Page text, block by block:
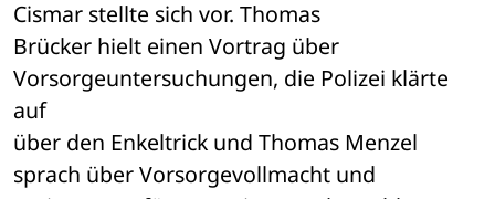
Cismar stellte sich vor. Thomas
Brücker hielt einen Vortrag über
Vorsorgeuntersuchungen, die Polizei klärte
auf
über den Enkeltrick und Thomas Menzel
sprach über Vorsorgevollmacht und